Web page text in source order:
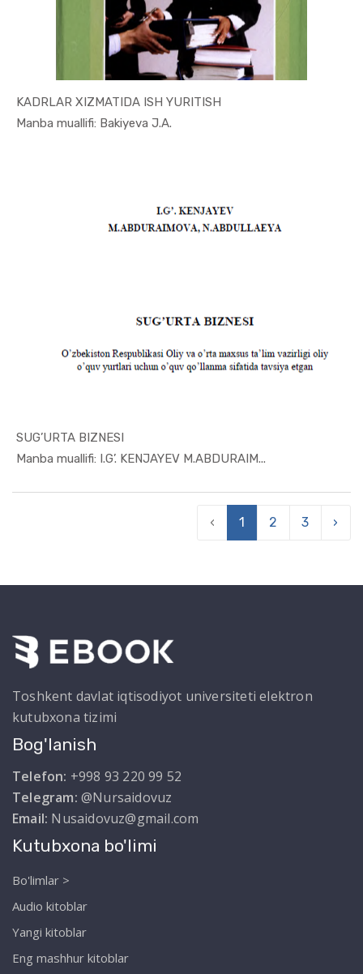
KADRLAR XIZMATIDA ISH YURITISH
Manba muallifi: Bakiyeva J.A.In Xizmat ...
SUG’URTA BIZNESI
Manba muallifi: I.G’. KENJAYEV M.ABDURAIM...
In Xizmat ...
‹ 1 2 3 ›
Toshkent davlat iqtisodiyot universiteti elektron
kutubxona tizimi
Bog'lanish
Telefon: +998 93 220 99 52
Telegram: @Nursaidovuz
Email: Nusaidovuz@gmail.com
Kutubxona bo'limi
Bo'limlar >
Audio kitoblar
Yangi kitoblar
Eng mashhur kitoblar